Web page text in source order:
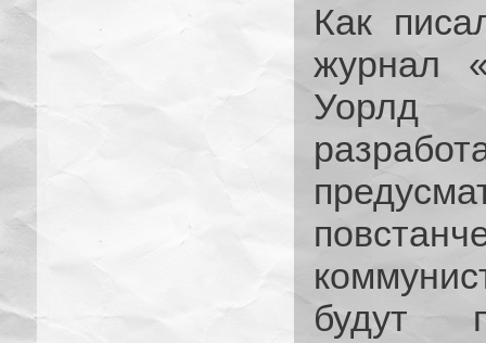
Как
журнал
Уорлд
будут